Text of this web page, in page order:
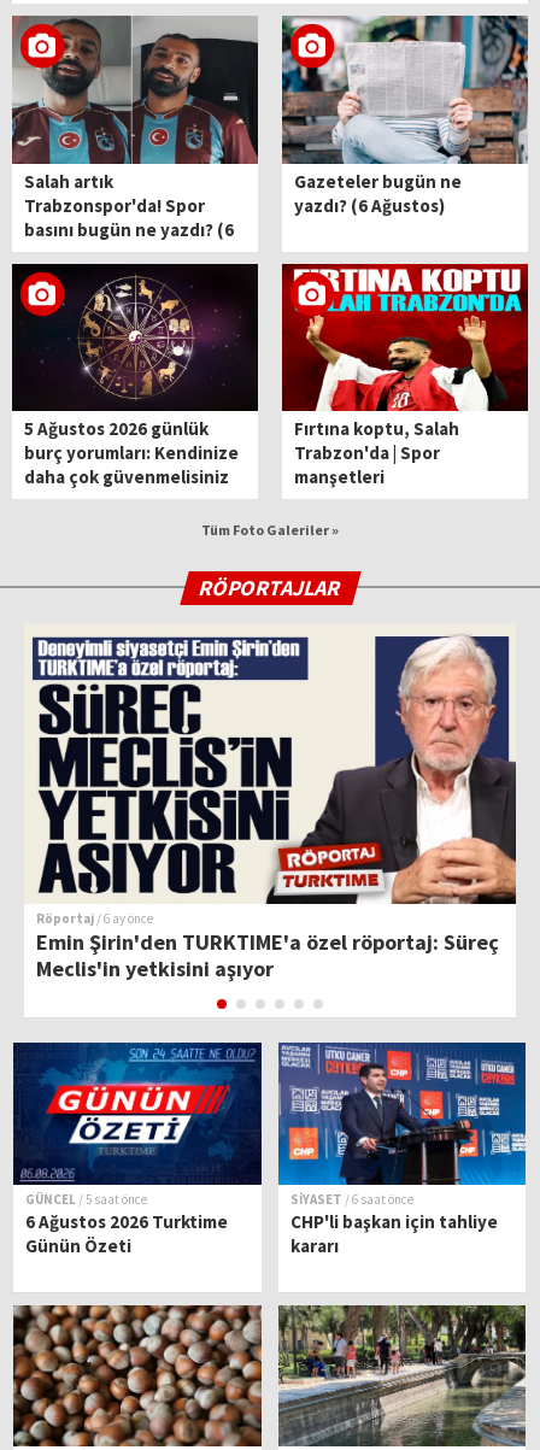
Salah artık
Trabzonspor'da! Spor
basını bugün ne yazdı? (6
Ağustos)
Gazeteler bugün ne
yazdı? (6 Ağustos)
5 Ağustos 2026 günlük
burç yorumları: Kendinize
daha çok güvenmelisiniz
Fırtına koptu, Salah
Trabzon'da | Spor
manşetleri
Tüm Foto Galeriler »
RÖPORTAJLAR
Röportaj / 6 ay önce
Emin Şirin'den TURKTIME'a özel röportaj: Süreç
Meclis'in yetkisini aşıyor
GÜNCEL / 5 saat önce
6 Ağustos 2026 Turktime
Günün Özeti
SİYASET / 6 saat önce
CHP'li başkan için tahliye
kararı